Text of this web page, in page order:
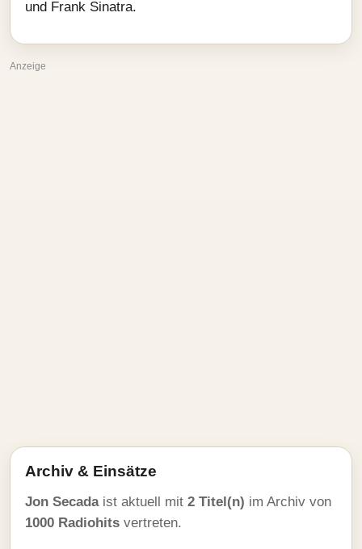
und Frank Sinatra.
Anzeige
Archiv & Einsätze
Jon Secadaist aktuell mit 2 Titel(n) im Archiv von
1000 Radiohits vertreten.